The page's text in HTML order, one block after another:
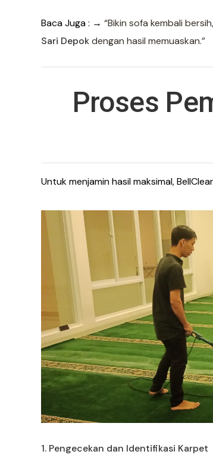
Baca Juga : → “Bikin sofa kembali
Sari Depokdengan hasil memuaskan.”
Proses
Untuk menjamin hasil maksimal,
1. Pengecekan dan Identifikasi Karpet